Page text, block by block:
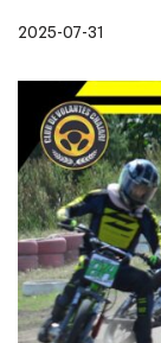
2025-07-31